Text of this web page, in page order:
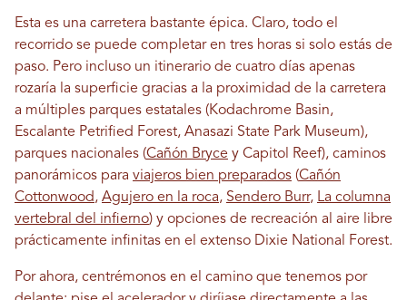
Esta es una carretera bastante épica. Claro, todo el
recorrido se puede completar en tres horas si solo estás de
paso. Pero incluso un itinerario de cuatro días apenas
rozaría la superficie gracias a la proximidad de la carretera
a múltiples parques estatales (Kodachrome Basin,
Escalante Petrified Forest, Anasazi State Park Museum),
parques nacionales (Cañón Bryce y Capitol Reef), caminos
panorámicos para viajeros bien preparados (Cañón
Cottonwood, Agujero en la roca, Sendero Burr, La columna
vertebral del infierno) y opciones de recreación al aire libre
prácticamente infinitas en el extenso Dixie National Forest.
Por ahora, centrémonos en el camino que tenemos por